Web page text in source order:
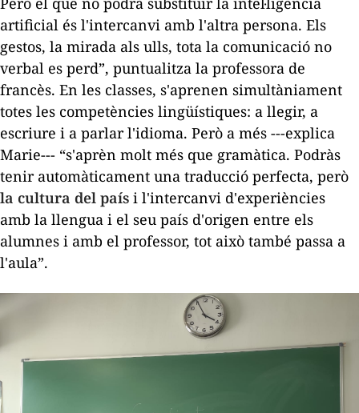
artificial és l'intercanvi amb l'altra persona. Els
gestos, la mirada als ulls, tota la comunicació no
verbal es perd”, puntualitza la professora de
francès. En les classes, s'aprenen simultàniament
totes les competències lingüístiques: a llegir, a
escriure i a parlar l'idioma. Però a més ---explica
Marie--- “s'aprèn molt més que gramàtica. Podràs
tenir automàticament una traducció perfecta, però
la cultura del país i l'intercanvi d'experiències
amb la llengua i el seu país d'origen entre els
alumnes i amb el professor, tot això també passa a
l'aula”.